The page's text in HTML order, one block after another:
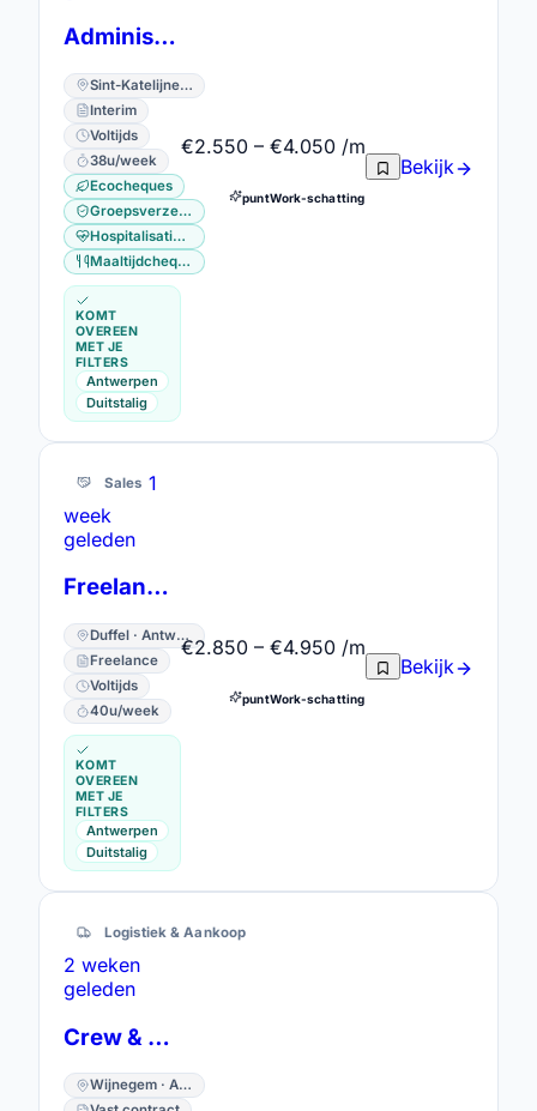
Administratief Bediende
Sint-Katelijne-Waver · Antwerpen
Interim
Voltijds
38u/week
Ecocheques
Groepsverzekering
Hospitalisatieverzekering
Maaltijdcheques
KOMT
OVEREEN
MET JE
FILTERS
Antwerpen
Duitstalig
€2.550 – €4.050 /m
puntWork-schatting
Bekijk
Sales 1
week
geleden
Freelance - Customer Service Medewerker Engels/Duits
Duffel · Antwerpen
Freelance
Voltijds
40u/week
KOMT
OVEREEN
MET JE
FILTERS
Antwerpen
Duitstalig
€2.850 – €4.950 /m
puntWork-schatting
Bekijk
Logistiek & Aankoop
2 weken
geleden
Crew & Operations Planner
Wijnegem · Antwerpen